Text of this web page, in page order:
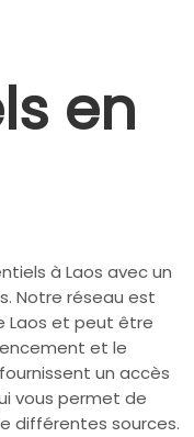
en
à Laos avec un
Notre réseau est
Laos et peut être
et le
un accès
vous permet de
différentes sources.